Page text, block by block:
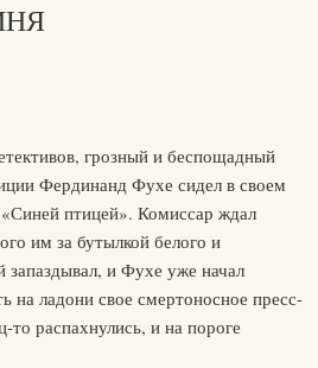
грозный и беспощадный
Фердинанд Фухе сидел в своем
птицей». Комиссар ждал
им за бутылкой белого и
и Фухе уже начал
на ладони свое смертоносное пресс-
то распахнулись, и на пороге